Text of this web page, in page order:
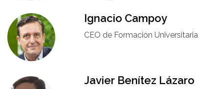
Ignacio Campoy​
CEO de Formación Universitaria​
Javier Benítez Lázaro